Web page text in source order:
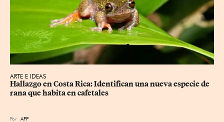
ARTE E IDEAS
Hallazgo en Costa Rica: Identifican una nueva especie de
rana que habita en cafetales
Por AFP